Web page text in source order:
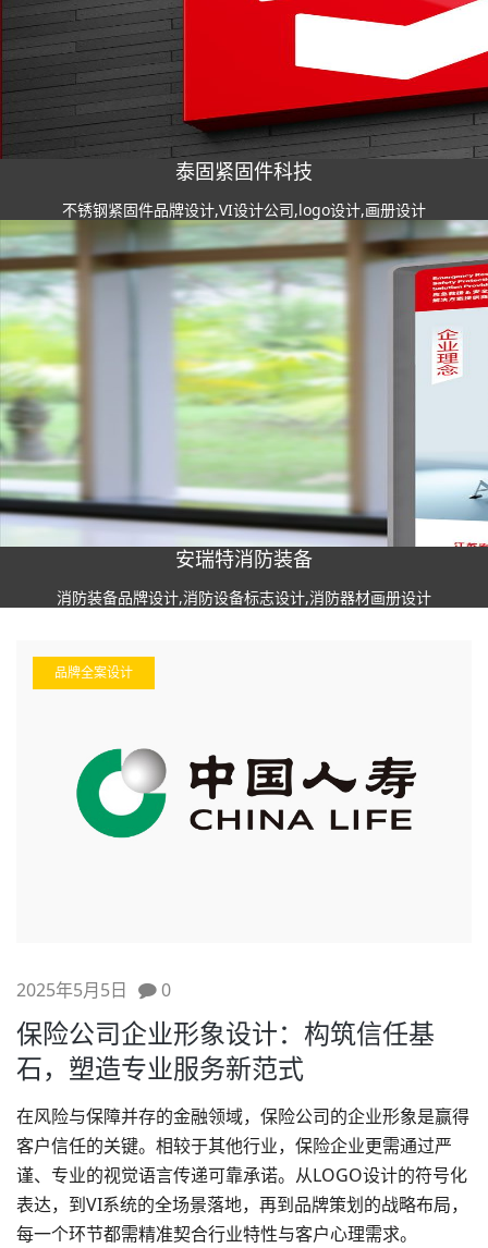
泰固紧固件科技
不锈钢紧固件品牌设计,VI设计公司,logo设计,画册设计
安瑞特消防装备
消防装备品牌设计,消防设备标志设计,消防器材画册设计
品牌全案设计
2025年5月5日 0
保险公司企业形象设计：构筑信任基
石，塑造专业服务新范式
在风险与保障并存的金融领域，保险公司的企业形象是赢得
客户信任的关键。相较于其他行业，保险企业更需通过严
谨、专业的视觉语言传递可靠承诺。从LOGO设计的符号化
表达，到VI系统的全场景落地，再到品牌策划的战略布局，
每一个环节都需精准契合行业特性与客户心理需求。